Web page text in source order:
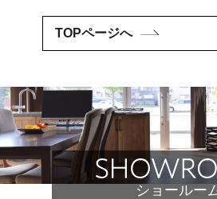
TOPページへ
ショールー